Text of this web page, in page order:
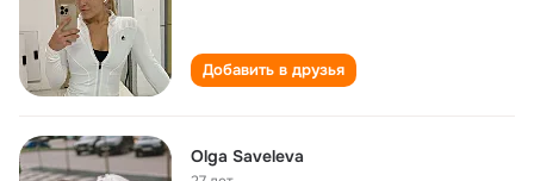
Добавить в друзья
Olga Saveleva